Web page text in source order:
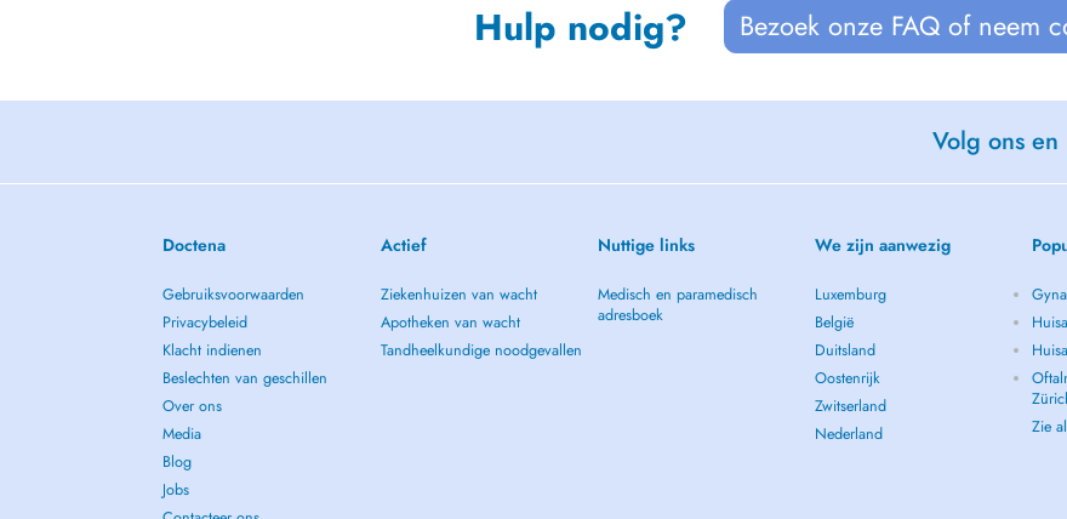
Hulp nodig? Bezoek onze FAQ of neem
Volg ons en
Doctena
Gebruiksvoorwaarden
Privacybeleid
Klacht indienen
Beslechten van geschillen
Over ons
Media
Blog
Jobs
Actief
Ziekenhuizen van wacht
Apotheken van wacht
Tandheelkundige noodgevallen
Nuttige links
Medisch en paramedisch
adresboek
We zijn aanwezig
Luxemburg
België
Duitsland
Oostenrijk
Zwitserland
Nederland
Zie